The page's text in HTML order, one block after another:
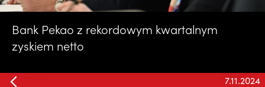
Bank Pekao z rekordowym kwartalnym
zyskiem netto
7.11.2024